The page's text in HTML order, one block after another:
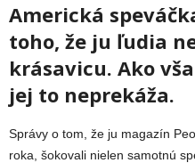
Americká
toho, že ju ľudia
krásavicu. Ako
jej to neprekáža.
Správy o tom, že ju magazín
roka, šokovali nielen samotnú